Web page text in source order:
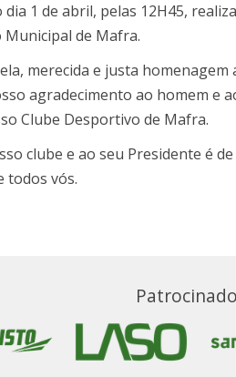
1 de abril, pelas 12H45,
Municipal de Mafra.
merecida e justa homenagem
agradecimento ao homem e
Clube Desportivo de Mafra.
clube e ao seu Presidente é
todos vós.